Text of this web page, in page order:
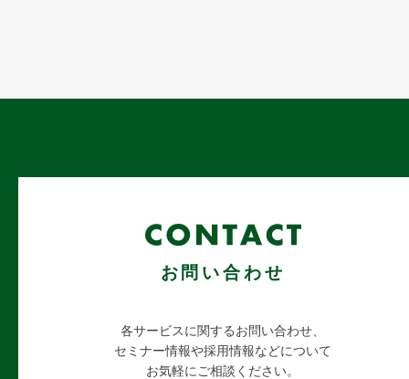
お問い合わせ
各サービスに関するお問い合わせ、
セミナー情報や採用情報などについて
お気軽にご相談ください。